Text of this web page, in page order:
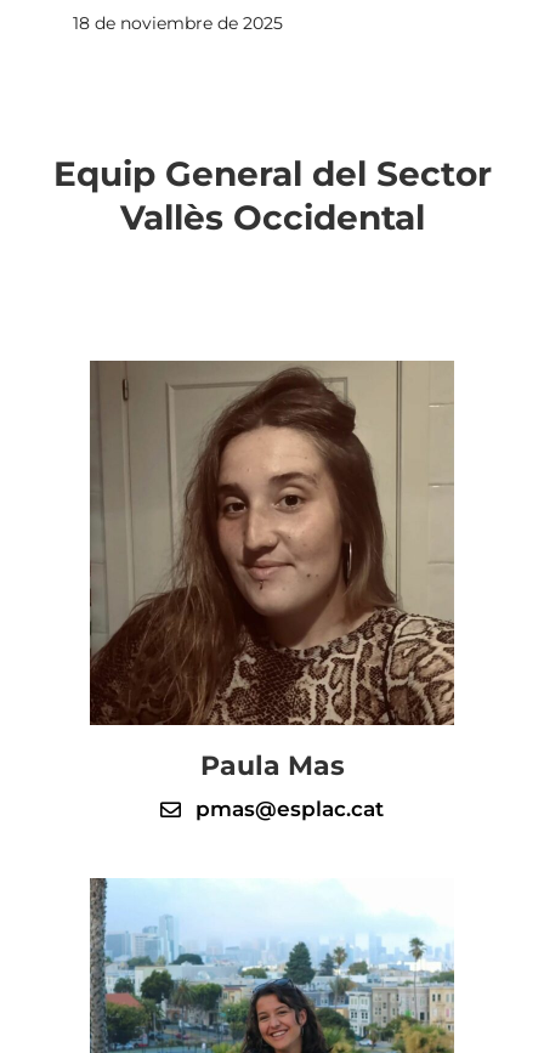
18 de noviembre de 2025
Equip General del Sector
Vallès Occidental
Paula Mas
pmas@esplac.cat